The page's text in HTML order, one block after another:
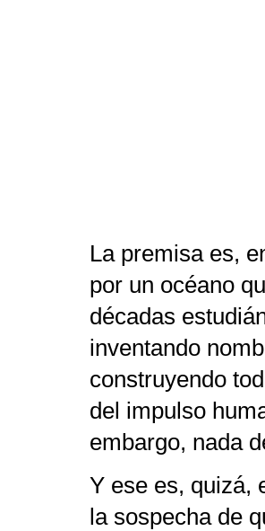
La premisa es,
por un océano
décadas
inventando
construyendo
del impulso
embargo, nada
Y ese es, quizá,
la sospecha de